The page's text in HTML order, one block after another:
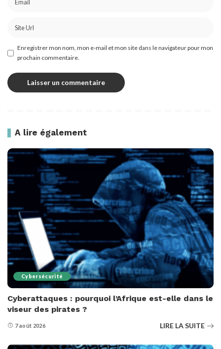
Enregistrer mon nom, mon e-mail et mon site dans le navigateur pour mon
prochain commentaire.
A lire également
Cybersécurité
Cyberattaques : pourquoi l’Afrique est-elle dans le
viseur des pirates ?
7 août 2026 LIRE LA SUITE